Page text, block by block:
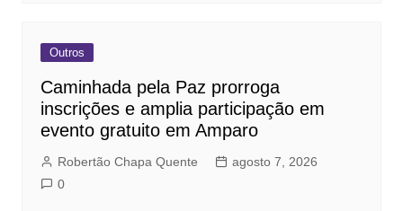
Outros
Caminhada pela Paz prorroga
inscrições e amplia participação em
evento gratuito em Amparo
Robertão Chapa Quente
agosto 7, 2026
0